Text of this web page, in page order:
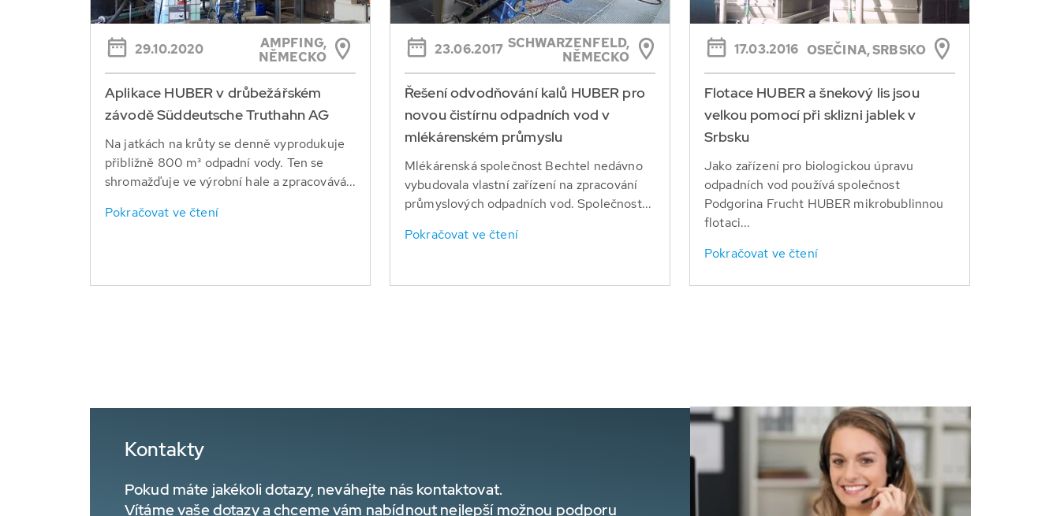
29.10.2020
AMPFING,
NĚMECKO
Aplikace HUBER v drůbežářském
závodě Süddeutsche Truthahn AG
Na jatkách na krůty se denně vyprodukuje
přibližně 800 m³ odpadní vody. Ten se
shromažďuje ve výrobní hale a zpracovává...
Pokračovat ve čtení
23.06.2017 SCHWARZENFELD,
NĚMECKO
Řešení odvodňování kalů HUBER pro
novou čistírnu odpadních vod v
mlékárenském průmyslu
Mlékárenská společnost Bechtel nedávno
vybudovala vlastní zařízení na zpracování
průmyslových odpadních vod. Společnost...
Pokračovat ve čtení
17.03.2016 OSEČINA, SRBSKO
Flotace HUBER a šnekový lis jsou
velkou pomocí při sklizni jablek v
Srbsku
Jako zařízení pro biologickou úpravu
odpadních vod používá společnost
Podgorina Frucht HUBER mikrobublinnou
flotaci...
Pokračovat ve čtení
Kontakty
Pokud máte jakékoli dotazy, neváhejte nás kontaktovat.
Vítáme vaše dotazy a chceme vám nabídnout nejlepší možnou podporu